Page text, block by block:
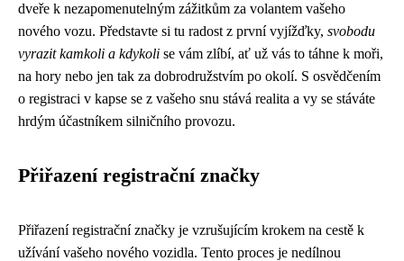
dveře k nezapomenutelným zážitkům za volantem vašeho
nového vozu. Představte si tu radost z první vyjížďky, svobodu
vyrazit kamkoli a kdykoli se vám zlíbí, ať už vás to táhne k moři,
na hory nebo jen tak za dobrodružstvím po okolí. S osvědčením
o registraci v kapse se z vašeho snu stává realita a vy se stáváte
hrdým účastníkem silničního provozu.
Přiřazení registrační značky
Přiřazení registrační značky je vzrušujícím krokem na cestě k
užívání vašeho nového vozidla. Tento proces je nedílnou